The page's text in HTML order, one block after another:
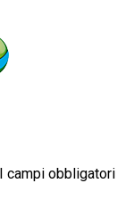
I campi obbligatori